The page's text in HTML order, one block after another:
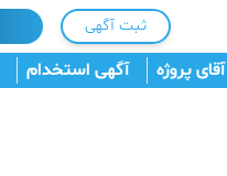
ثبت آگهی
آقای پروژه آگهی استخدام